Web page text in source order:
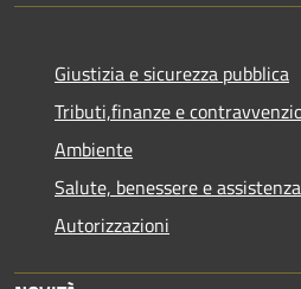
Giustizia e sicurezza pubblica
Tributi,finanze e
Ambiente
Salute, benessere e assistenza
Autorizzazioni